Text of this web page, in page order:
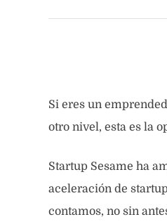
Si eres un
otro nivel, esta es la
Startup Sesame ha
aceleración de
contamos, no sin